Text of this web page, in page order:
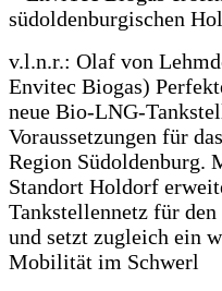
v.l.n.r.: Olaf von
Envitec Biogas)
neue Bio-LNG-
Voraussetzungen für
Region Südoldenburg.
Standort Holdorf
Tankstellennetz für
und setzt zugleich ein
Mobilität im Schwerl